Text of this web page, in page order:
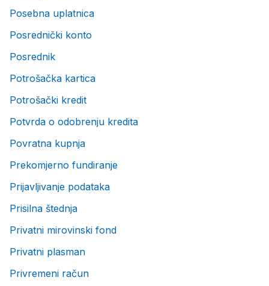
Posebna uplatnica
Posrednički konto
Posrednik
Potrošačka kartica
Potrošački kredit
Potvrda o odobrenju kredita
Povratna kupnja
Prekomjerno fundiranje
Prijavljivanje podataka
Prisilna štednja
Privatni mirovinski fond
Privatni plasman
Privremeni račun